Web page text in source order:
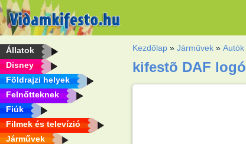
Állatok
Disney
Földrajzi helyek
Felnőtteknek
Fiúk
Filmek és televízió
Járművek
Kezdőlap »Járművek »Autók
kifestõ DAF logó